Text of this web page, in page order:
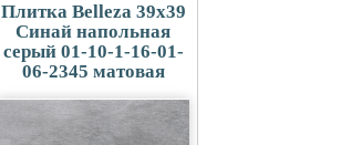
Плитка Belleza 39x39
Синай напольная
серый 01-10-1-16-01-
06-2345 матовая